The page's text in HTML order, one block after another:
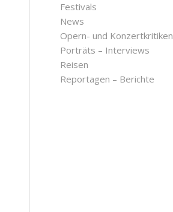
Festivals
News
Opern- und Konzertkritiken
Porträts – Interviews
Reisen
Reportagen – Berichte